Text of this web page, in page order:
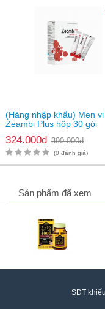
(Hàng nhập khẩu) Men vi
Zeambi Plus hộp 30 gói
324.000đ 390.000đ
(0 đánh giá)
Sản phẩm đã xem
SDT